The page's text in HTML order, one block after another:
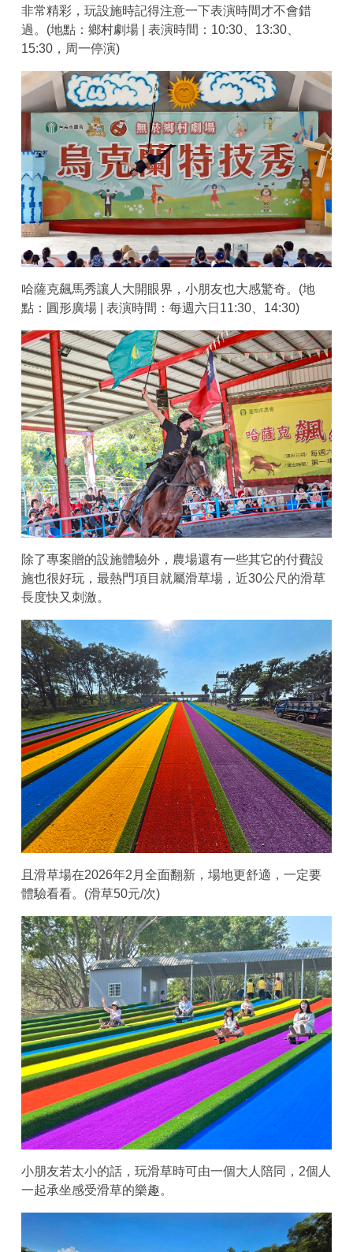
非常精彩，玩設施時記得注意一下表演時間才不會錯
過。(地點：鄉村劇場 | 表演時間：10:30、13:30、
15:30，周一停演)
哈薩克飆馬秀讓人大開眼界，小朋友也大感驚奇。(地
點：圓形廣場 | 表演時間：每週六日11:30、14:30)
除了專案贈的設施體驗外，農場還有一些其它的付費設
施也很好玩，最熱門項目就屬滑草場，近30公尺的滑草
長度快又刺激。
且滑草場在2026年2月全面翻新，場地更舒適，一定要
體驗看看。(滑草50元/次)
小朋友若太小的話，玩滑草時可由一個大人陪同，2個人
一起承坐感受滑草的樂趣。